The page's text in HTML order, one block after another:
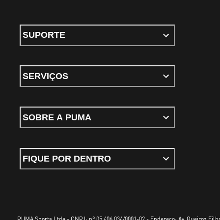
SUPORTE
SERVIÇOS
SOBRE A PUMA
FIQUE POR DENTRO